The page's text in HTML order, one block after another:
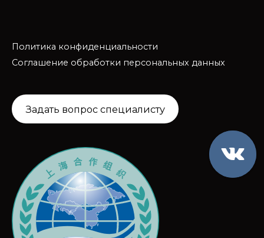
Политика конфиденциальности
Соглашение обработки персональных данных
Задать вопрос специалисту